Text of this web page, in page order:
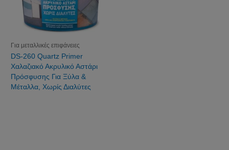
Για μεταλλικές επιφάνειες
DS-260 Quartz Primer
Χαλαζιακό Ακρυλικό Αστάρι
Πρόσφυσης Για Ξύλα &
Μέταλλα, Χωρίς Διαλύτες